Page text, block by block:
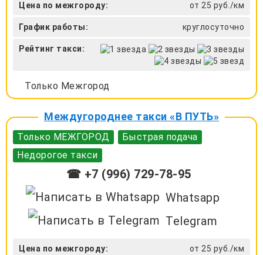
Цена по межгороду: от 25 руб./км
График работы: круглосуточно
Рейтинг такси:
Только Межгород
Междугороднее такси «В ПУТЬ»
Только МЕЖГОРОД
Быстрая подача
Недорогое такси
☎ +7 (996) 729-78-95
Whatsapp
Telegram
Цена по межгороду: от 25 руб./км